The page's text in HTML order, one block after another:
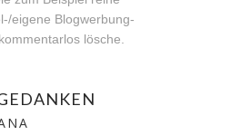
eigene Blogwerbung-
lösche.